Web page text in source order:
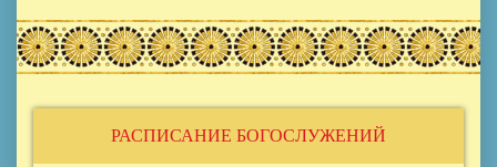
РАСПИСАНИЕ БОГОСЛУЖЕНИЙ